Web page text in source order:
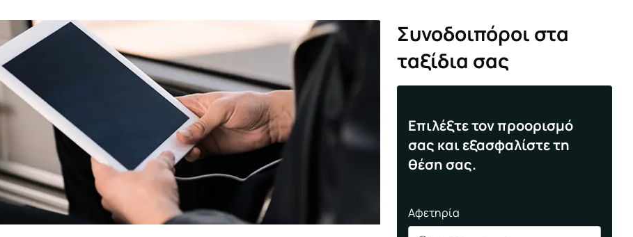
Συνοδοιπόροι στα
ταξίδια σας
Επιλέξτε τον προορισμό
σας και εξασφαλίστε τη
θέση σας.
Αφετηρία